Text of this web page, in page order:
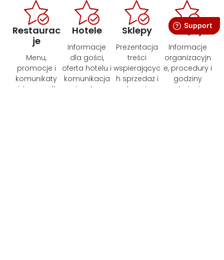
Restaurac
je
Menu,
promocje i
komunikaty
widoczne dla
Hotele
Informacje
dla gości,
oferta hotelu i
komunikacja
wizualna.
Sklepy
Prezentacja
treści
wspierającyc
h sprzedaż i
decyzje
Urzędy
Informacje
organizacyjn
e, procedury i
godziny
obsługi.